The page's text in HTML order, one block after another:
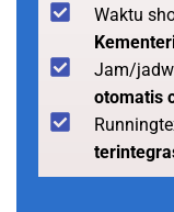
Waktu
Jam/
otomatis